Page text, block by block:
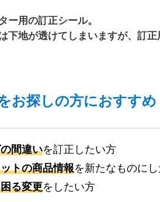
ー用の訂正シール。
下地が透けてしまいますが、訂
お探しの方におすすめ
間違いを訂正したい方
トの商品情報を新たなものに
る変更をしたい方